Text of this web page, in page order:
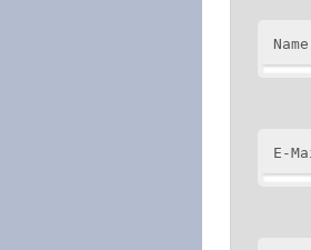
Name
E-